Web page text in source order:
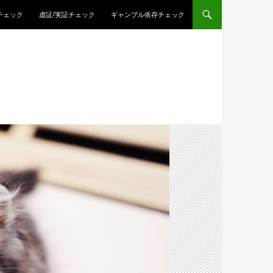
ェック 虚証/実証チェック ギャンブル依存チェック